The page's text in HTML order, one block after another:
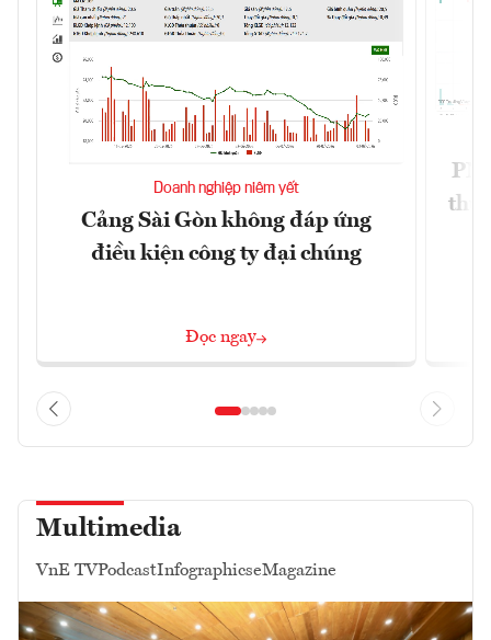
Doanh nghiệp niêm yết
Cảng Sài Gòn không đáp ứng
điều kiện công ty đại chúng
Đọc ngay
Multimedia
VnE TVPodcastInfographicseMagazine